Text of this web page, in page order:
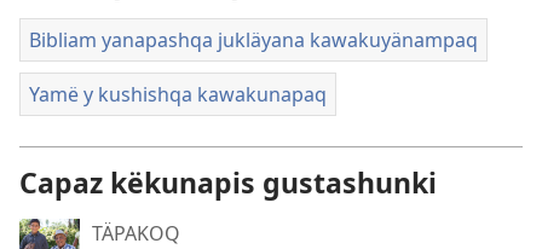
Bibliam yanapashqa jukläyana kawakuyänampaq
Yamë y kushishqa kawakunapaq
Capaz këkunapis gustashunki
TÄPAKOQ